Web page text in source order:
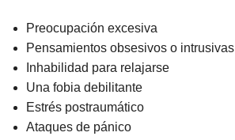
Preocupación excesiva
Pensamientos obsesivos o intrusivas
Inhabilidad para relajarse
Una fobia debilitante
Estrés postraumático
Ataques de pánico